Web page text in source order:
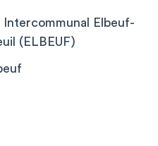
Elbeuf-
(ELBEUF)